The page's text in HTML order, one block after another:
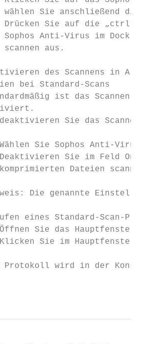
wählen Sie anschließend die
Drücken Sie auf die „ctrl“-
Sophos Anti-Virus im Dock.
scannen aus.
des Scannens in
bei Standard-Scans
ist das Scannen
Sie das Scannen
Sie Sophos Anti-Virus
Sie im Feld On-
Dateien scannen.
Die genannte
eines Standard-Scan-
Sie das Hauptfenster
Sie im Hauptfenster
Protokoll wird in der